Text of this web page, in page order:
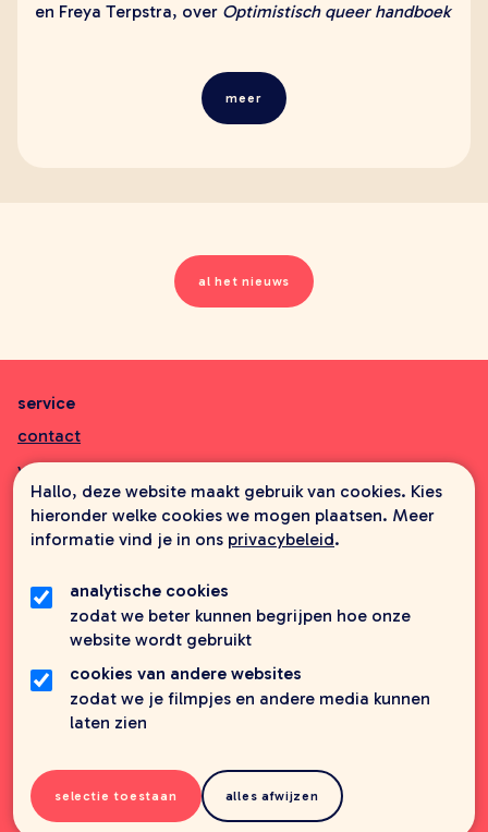
Hallo, deze website maakt gebruik van cookies. Kies
hieronder welke cookies we mogen plaatsen. Meer
informatie vind je in ons privacybeleid.
analytische cookies
zodat we beter kunnen begrijpen hoe onze
website wordt gebruikt
cookies van andere websites
zodat we je filmpjes en andere media kunnen
laten zien
selectie toestaan alles afwijzen
en Freya Terpstra, over Optimistisch queer handboek
meer
al het nieuws
service
contact
veelgestelde vragen
aanbiedingsbrochures
wie zijn wij
foreign rights
privacy
credits